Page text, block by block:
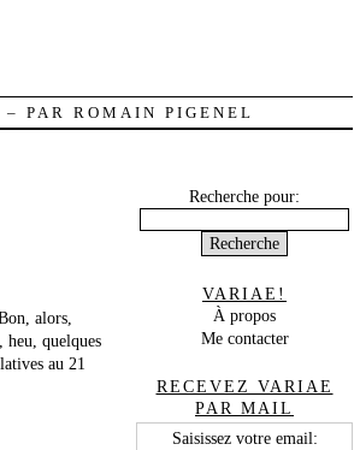
– PAR ROMAIN PIGENEL
alors,
quelques
au 21
Recherche pour:
VARIAE!
À propos
Me contacter
RECEVEZ VARIAE
PAR MAIL
Saisissez votre email: